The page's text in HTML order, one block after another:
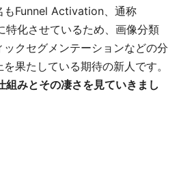
もFunnel Activation、通称
特化させているため、画像分類
クセグメンテーションなどの分
果たしている期待の新人です。
組みとその凄さを見ていきまし